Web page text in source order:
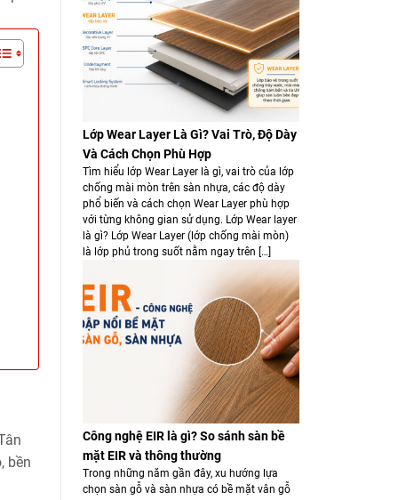
bền
Lớp Wear Layer Là Gì? Vai Trò, Độ Dày
Và Cách Chọn Phù Hợp
Tìm hiểu lớp Wear Layer là gì, vai trò của lớp
chống mài mòn trên sàn nhựa, các độ dày
phổ biến và cách chọn Wear Layer phù hợp
với từng không gian sử dụng. Lớp Wear layer
là gì? Lớp Wear Layer (lớp chống mài mòn)
là lớp phủ trong suốt nằm ngay trên […]
Công nghệ EIR là gì? So sánh sàn bề
mặt EIR và thông thường
Trong những năm gần đây, xu hướng lựa
chọn sàn gỗ và sàn nhựa có bề mặt vân gỗ